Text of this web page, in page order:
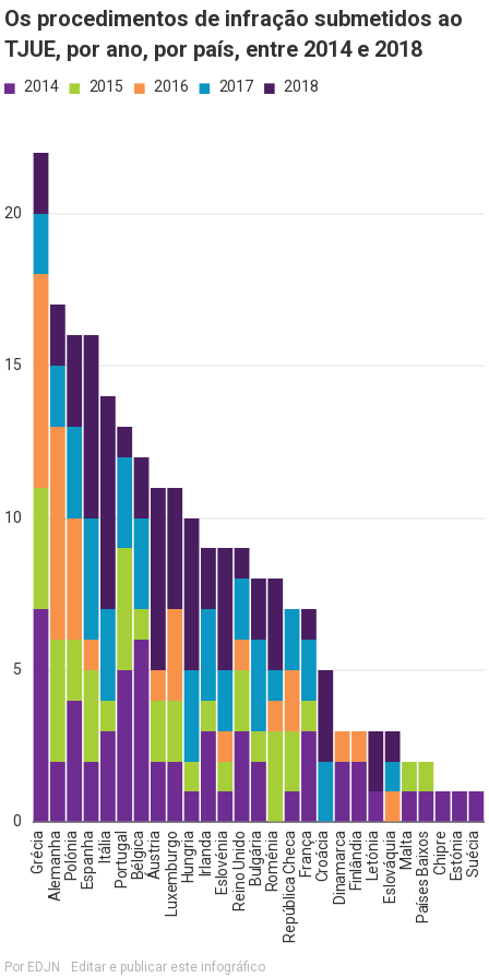
Os procedimentos de infração submetidos ao
TJUE, por ano, por país, entre 2014 e 2018
2014 2015 2016 2017 2018
GréciaAlemanhaPolóniaEspanhaItáliaPortugalBélgicaÁustriaLuxemburgoHungriaIrlandaEslovéniaReino UnidoBulgáriaRoméniaRepública ChecaFrançaCroáciaDinamarcaFinlândiaLetóniaEslováquiaMaltaPaíses BaixosChipreEstóniaSuécia
0
5
10
15
20
Editar e publicar este infográfico
Por EDJN